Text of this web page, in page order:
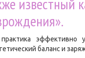
эффективно
баланс и